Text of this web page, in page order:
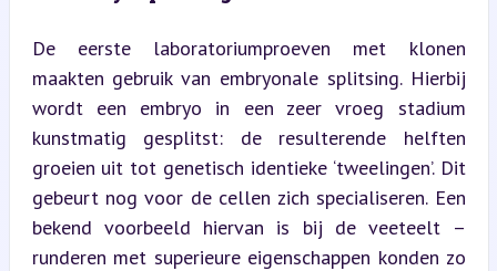
De eerste laboratoriumproeven met klonen
maakten gebruik van embryonale splitsing. Hierbij
wordt een embryo in een zeer vroeg stadium
kunstmatig gesplitst: de resulterende helften
groeien uit tot genetisch identieke ‘tweelingen’. Dit
gebeurt nog voor de cellen zich specialiseren. Een
bekend voorbeeld hiervan is bij de veeteelt –
runderen met superieure eigenschappen konden zo